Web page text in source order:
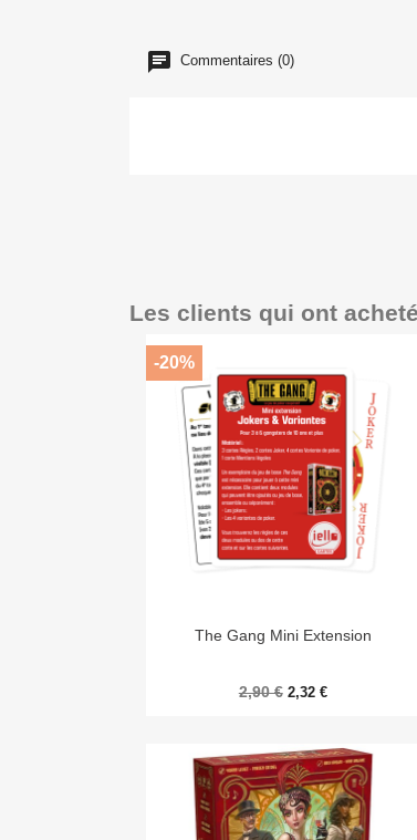
Commentaires (0)
Les clients qui ont
Aperçu rapide
The Gang Mini Extension
2,90 € 2,32 €
-20%